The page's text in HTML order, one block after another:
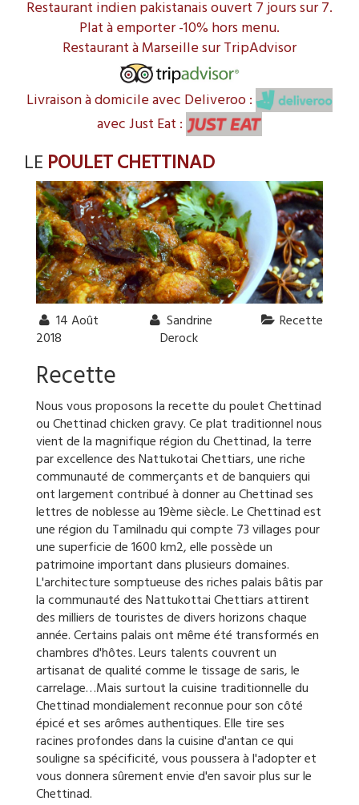
Restaurant indien pakistanais ouvert 7 jours sur 7.
Plat à emporter -10% hors menu.
Restaurant à Marseille sur TripAdvisor
Livraison à domicile avec Deliveroo :
avec Just Eat :
LE POULET CHETTINAD
14 Août
2018
Sandrine
Derock
Recette
Recette
Nous vous proposons la recette du poulet Chettinad
ou Chettinad chicken gravy. Ce plat traditionnel nous
vient de la magnifique région du Chettinad, la terre
par excellence des Nattukotai Chettiars, une riche
communauté de commerçants et de banquiers qui
ont largement contribué à donner au Chettinad ses
lettres de noblesse au 19ème siècle. Le Chettinad est
une région du Tamilnadu qui compte 73 villages pour
une superficie de 1600 km2, elle possède un
patrimoine important dans plusieurs domaines.
L'architecture somptueuse des riches palais bâtis par
la communauté des Nattukottai Chettiars attirent
des milliers de touristes de divers horizons chaque
année. Certains palais ont même été transformés en
chambres d'hôtes. Leurs talents couvrent un
artisanat de qualité comme le tissage de saris, le
carrelage…Mais surtout la cuisine traditionnelle du
Chettinad mondialement reconnue pour son côté
épicé et ses arômes authentiques. Elle tire ses
racines profondes dans la cuisine d'antan ce qui
souligne sa spécificité, vous poussera à l'adopter et
vous donnera sûrement envie d'en savoir plus sur le
Chettinad.